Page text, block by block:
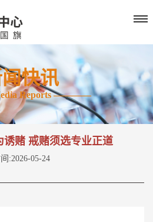
快讯
Reports ————
诱赌 戒赌须选专业正道
:2026-05-24